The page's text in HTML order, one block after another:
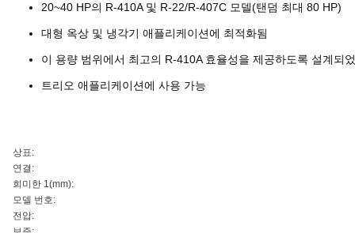
20~40 HP의 R-410A 및 R-22/R-407C 모델(탠덤 최대 80 HP)
대형 옥상 및 냉각기 애플리케이션에 최적화됨
이 용량 범위에서 최고의 R-410A 효율성을 제공하도록 설계되
트리오 애플리케이션에 사용 가능
상표:
연결:
희미한 1(mm):
모델 번호:
전압: